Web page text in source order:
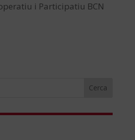
i Participatiu BCN